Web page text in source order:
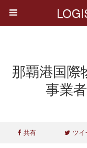
那覇港国際
事業
共有 ツイ